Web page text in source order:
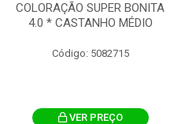
COLORAÇÃO SUPER BONITA
4.0 * CASTANHO MÉDIO
Código: 5082715
VER PREÇO